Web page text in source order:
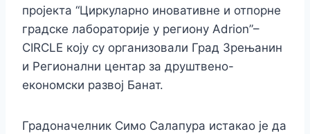
пројекта “Циркуларно иновативне и отпорне
градске лабораторије у региону Adrion”–
CIRCLЕ коју су организовали Град Зрењанин
и Регионални центар за друштвено-
економски развој Банат.
Градоначелник Симо Салапура истакао је да